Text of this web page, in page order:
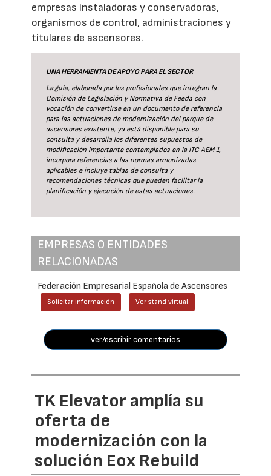
empresas instaladoras y conservadoras,
organismos de control, administraciones y
titulares de ascensores.
UNA HERRAMIENTA DE APOYO PARA EL SECTOR
La guía, elaborada por los profesionales que integran la
Comisión de Legislación y Normativa de Feeda con
vocación de convertirse en un documento de referencia
para las actuaciones de modernización del parque de
ascensores existente, ya está disponible para su
consulta y desarrolla los diferentes supuestos de
modificación importante contemplados en la ITC AEM 1,
incorpora referencias a las normas armonizadas
aplicables e incluye tablas de consulta y
recomendaciones técnicas que pueden facilitar la
planificación y ejecución de estas actuaciones.
EMPRESAS O ENTIDADES
RELACIONADAS
Federación Empresarial Española de Ascensores
Solicitar información Ver stand virtual
ver/escribir comentarios
TK Elevator amplía su
oferta de
modernización con la
solución Eox Rebuild